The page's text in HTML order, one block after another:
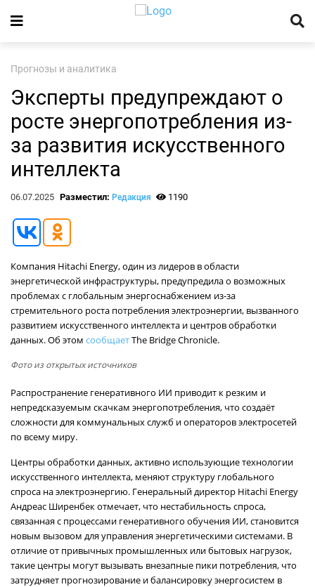
Прогнозы и аналитика
Эксперты предупреждают о
росте энергопотребления из-
за развития искусственного
интеллекта
06.07.2025 Разместил: Редакция 1190
Компания Hitachi Energy, один из лидеров в области
энергетической инфраструктуры, предупредила о возможных
проблемах с глобальным энергоснабжением из-за
стремительного роста потребления электроэнергии, вызванного
развитием искусственного интеллекта и центров обработки
данных. Об этом сообщаетThe Bridge Chronicle.
Фото из открытых источников
Распространение генеративного ИИ приводит к резким и
непредсказуемым скачкам энергопотребления, что создаёт
сложности для коммунальных служб и операторов электросетей
по всему миру.
Центры обработки данных, активно использующие технологии
искусственного интеллекта, меняют структуру глобального
спроса на электроэнергию. Генеральный директор Hitachi Energy
Андреас Ширенбек отмечает, что нестабильность спроса,
связанная с процессами генеративного обучения ИИ, становится
новым вызовом для управления энергетическими системами. В
отличие от привычных промышленных или бытовых нагрузок,
такие центры могут вызывать внезапные пики потребления, что
затрудняет прогнозирование и балансировку энергосистем в